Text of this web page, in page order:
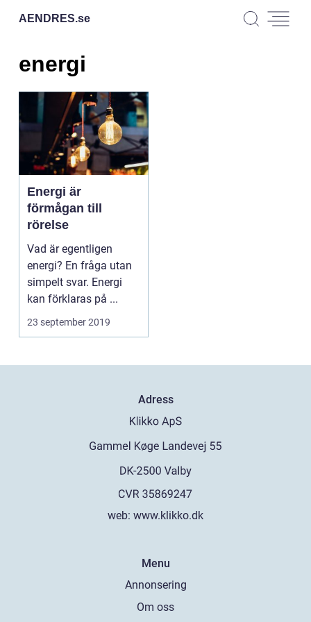
AENDRES.se
energi
Energi är
förmågan till
rörelse
Vad är egentligen
energi? En fråga utan
simpelt svar. Energi
kan förklaras på ...
23 september 2019
Adress
web: www.klikko.dk
Menu
Annonsering
Om oss